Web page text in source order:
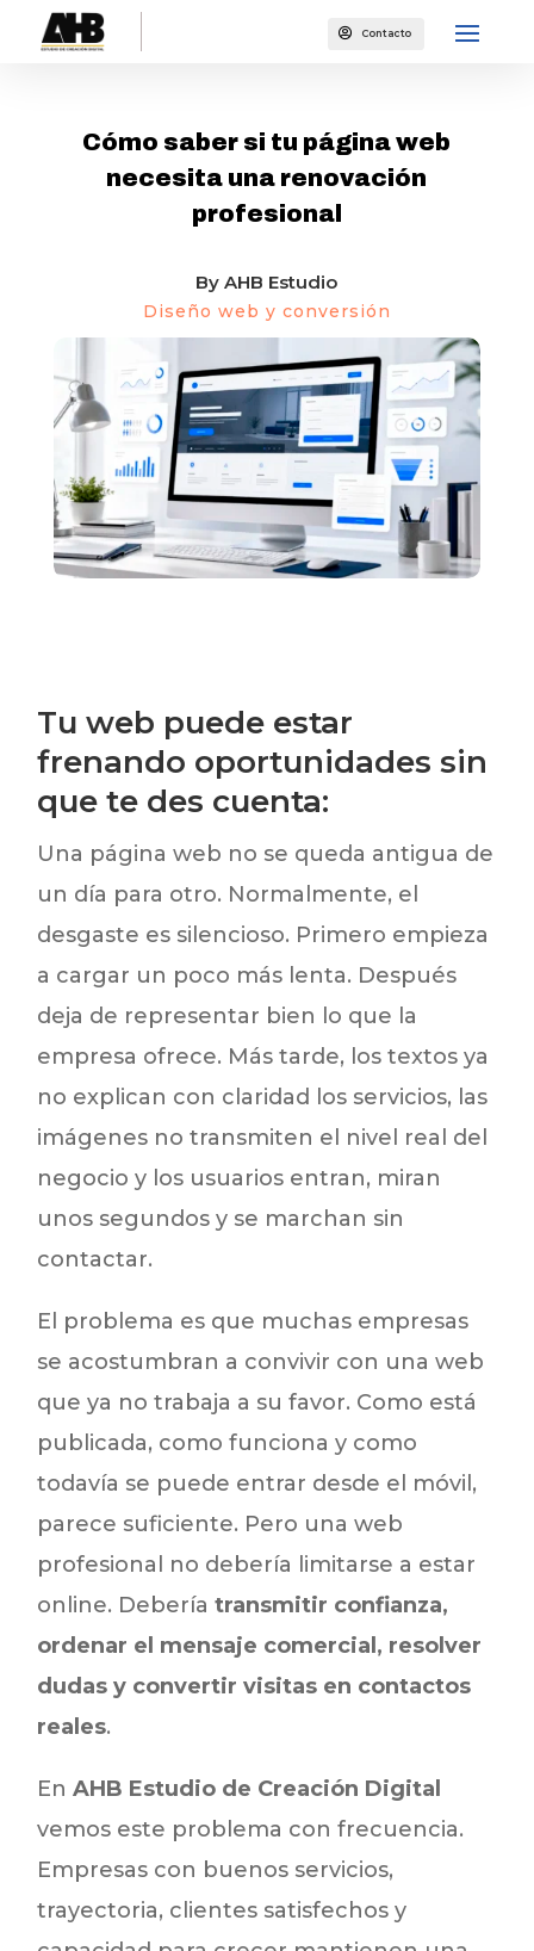
 Contacto
Cómo saber si tu página web
necesita una renovación
profesional
ByAHB Estudio
Diseño web y conversión
Tu web puede estar
frenando oportunidades sin
que te des cuenta:
Una página web no se queda antigua de
un día para otro. Normalmente, el
desgaste es silencioso. Primero empieza
a cargar un poco más lenta. Después
deja de representar bien lo que la
empresa ofrece. Más tarde, los textos ya
no explican con claridad los servicios, las
imágenes no transmiten el nivel real del
negocio y los usuarios entran, miran
unos segundos y se marchan sin
contactar.
El problema es que muchas empresas
se acostumbran a convivir con una web
que ya no trabaja a su favor. Como está
publicada, como funciona y como
todavía se puede entrar desde el móvil,
parece suficiente. Pero una web
profesional no debería limitarse a estar
online. Deberíatransmitir confianza,
ordenar el mensaje comercial, resolver
dudas y convertir visitas en contactos
reales.
EnAHB Estudio de Creación Digital
vemos este problema con frecuencia.
Empresas con buenos servicios,
trayectoria, clientes satisfechos y